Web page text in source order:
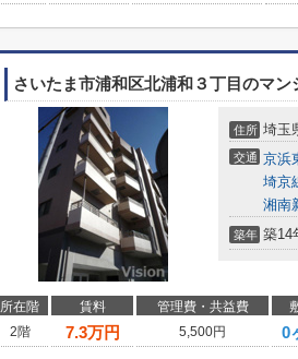
さいたま市浦和区北浦和３丁目のマン
住所 埼玉
交通 京浜
埼京
湘南
築年 築14
所在階 賃料 管理費・共益費
2階
7.3万円 5,500円 0